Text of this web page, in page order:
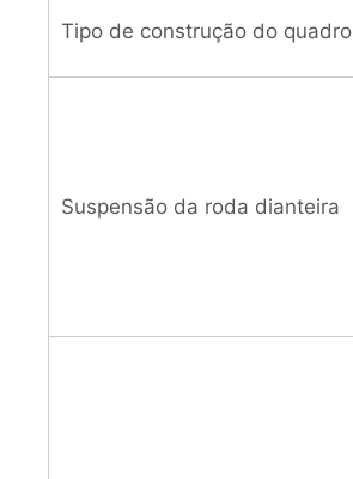
Tipo de construção do quadro
Suspensão da roda dianteira